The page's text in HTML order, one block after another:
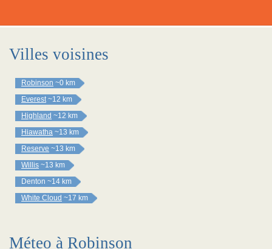
Villes voisines
Robinson ~0 km
Everest ~12 km
Highland ~12 km
Hiawatha ~13 km
Reserve ~13 km
Willis ~13 km
Denton ~14 km
White Cloud ~17 km
Méteo à Robinson